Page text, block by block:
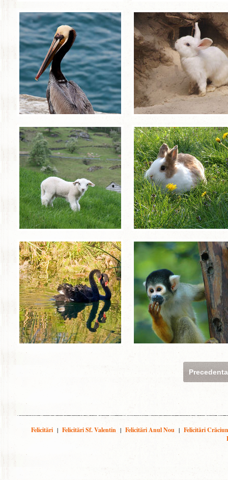
Precedenta
Felicitări | Felicitări Sf. Valentin | Felicitări Anul Nou | Felicitări